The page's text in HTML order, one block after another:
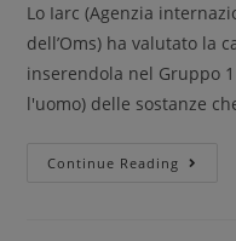
Lo Iarc (Agenzia
dell’Oms) ha valutato la
inserendola nel Gruppo
l'uomo) delle sostanze
Continue Reading